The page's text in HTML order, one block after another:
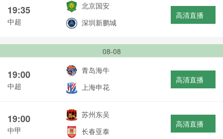
19:35
中超
北京国安
深圳新鹏城
高清直播
08-08
19:00
中超
青岛海牛
上海申花
高清直播
19:00
中甲
苏州东吴
长春亚泰
高清直播